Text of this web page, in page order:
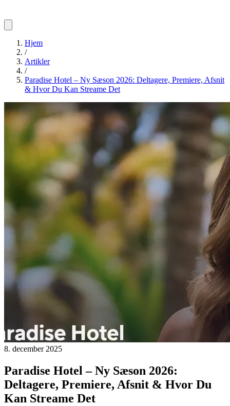
Hjem
/
Artikler
/
Paradise Hotel – Ny Sæson 2026: Deltagere, Premiere, Afsnit
& Hvor Du Kan Streame Det
8. december 2025
Paradise Hotel – Ny Sæson 2026:
Deltagere, Premiere, Afsnit & Hvor Du
Kan Streame Det